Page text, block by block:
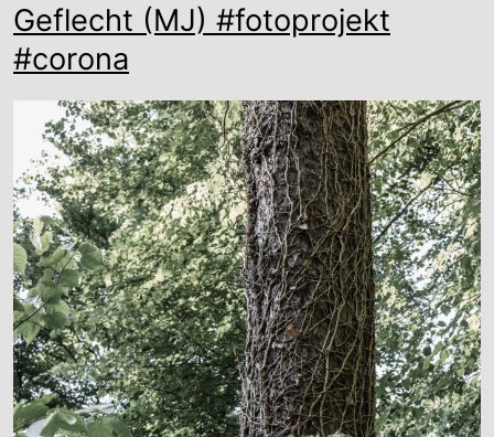
Geflecht (MJ) #fotoprojekt
#corona